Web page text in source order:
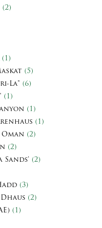
(2)
(1)
(5)
La" (6)
(1)
(1)
(1)
(2)
(2)
Sands' (2)
(3)
(2)
(1)